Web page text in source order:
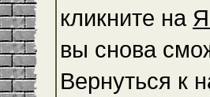
кликните на
вы снова
Вернуться к